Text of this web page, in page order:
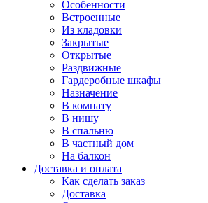
Особенности
Встроенные
Из кладовки
Закрытые
Открытые
Раздвижные
Гардеробные шкафы
Назначение
В комнату
В нишу
В спальню
В частный дом
На балкон
Доставка и оплата
Как сделать заказ
Доставка